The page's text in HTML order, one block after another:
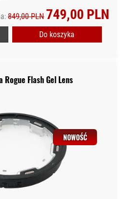
849,00 PLN 749,00 PLN
Do koszyka
Rogue Flash Gel Lens
NOWOŚĆ